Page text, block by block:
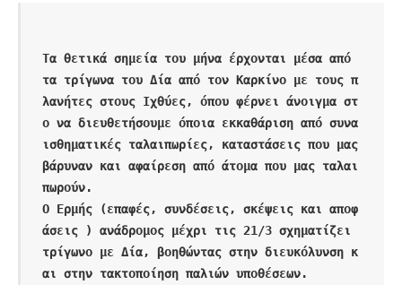
Τα θετικά σημεία του μήνα έρχονται μέσα από
τα τρίγωνα του Δία από τον Καρκίνο με τους π
λανήτες στους Ιχθύες, όπου φέρνει άνοιγμα στ
ο να διευθετήσουμε όποια εκκαθάριση από συνα
ισθηματικές ταλαιπωρίες, καταστάσεις που μας
βάρυναν και αφαίρεση από άτομα που μας ταλαι
πωρούν.
Ο Ερμής (επαφές, συνδέσεις, σκέψεις και αποφ
άσεις ) ανάδρομος μέχρι τις 21/3 σχηματίζει
τρίγωνο με Δία, βοηθώντας στην διευκόλυνση κ
αι στην τακτοποίηση παλιών υποθέσεων.